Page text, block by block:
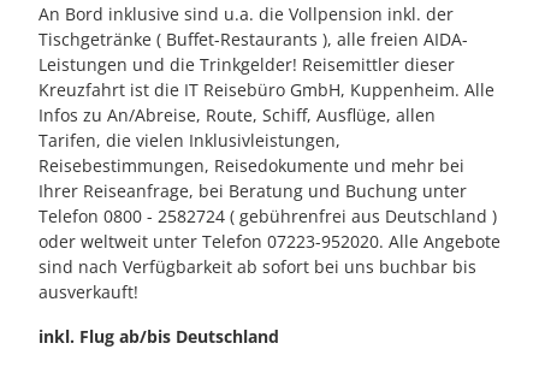
An Bord inklusive sind u.a. die Vollpension inkl. der
Tischgetränke ( Buffet-Restaurants ), alle freien AIDA-
Leistungen und die Trinkgelder! Reisemittler dieser
Kreuzfahrt ist die IT Reisebüro GmbH, Kuppenheim. Alle
Infos zu An/Abreise, Route, Schiff, Ausflüge, allen
Tarifen, die vielen Inklusivleistungen,
Reisebestimmungen, Reisedokumente und mehr bei
Ihrer Reiseanfrage, bei Beratung und Buchung unter
Telefon 0800 - 2582724 ( gebührenfrei aus Deutschland )
oder weltweit unter Telefon 07223-952020. Alle Angebote
sind nach Verfügbarkeit ab sofort bei uns buchbar bis
ausverkauft!
inkl. Flug ab/bis Deutschland